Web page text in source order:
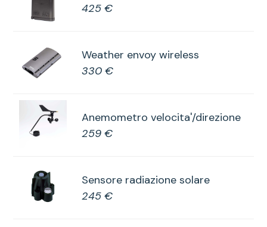
425 €
Weather envoy wireless
330 €
Anemometro velocita'/direzione
259 €
Sensore radiazione solare
245 €